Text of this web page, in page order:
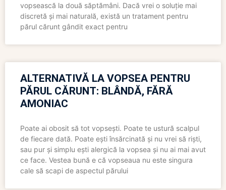
vopsească la două săptămâni. Dacă vrei o soluție mai
discretă și mai naturală, există un tratament pentru
părul cărunt gândit exact pentru
ALTERNATIVĂ LA VOPSEA PENTRU
PĂRUL CĂRUNT: BLÂNDĂ, FĂRĂ
AMONIAC
Poate ai obosit să tot vopsești. Poate te ustură scalpul
de fiecare dată. Poate ești însărcinată și nu vrei să riști,
sau pur și simplu ești alergică la vopsea și nu ai mai avut
ce face. Vestea bună e că vopseaua nu este singura
cale să scapi de aspectul părului